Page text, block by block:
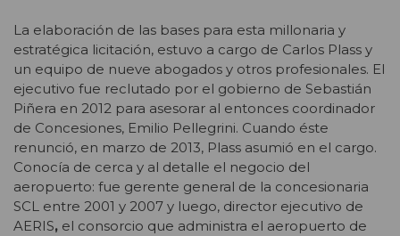
La elaboración de las bases para esta millonaria y
estratégica licitación, estuvo a cargo de Carlos Plass y
un equipo de nueve abogados y otros profesionales. El
ejecutivo fue reclutado por el gobierno de Sebastián
Piñera en 2012 para asesorar al entonces coordinador
de Concesiones, Emilio Pellegrini. Cuando éste
renunció, en marzo de 2013, Plass asumió en el cargo.
Conocía de cerca y al detalle el negocio del
aeropuerto: fue gerente general de la concesionaria
SCL entre 2001 y 2007 y luego, director ejecutivo de
AERIS, el consorcio que administra el aeropuerto de